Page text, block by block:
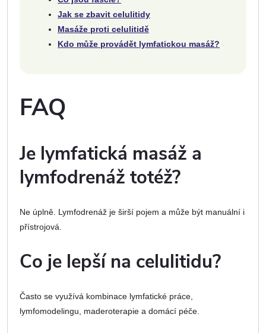
Jak se zbavit celulitidy
Masáže proti celulitidě
Kdo může provádět lymfatickou masáž?
FAQ
Je lymfatická masáž a
lymfodrenáž totéž?
Ne úplně. Lymfodrenáž je širší pojem a může být manuální i
přístrojová.
Co je lepší na celulitidu?
Často se využívá kombinace lymfatické práce,
lymfomodelingu, maderoterapie a domácí péče.